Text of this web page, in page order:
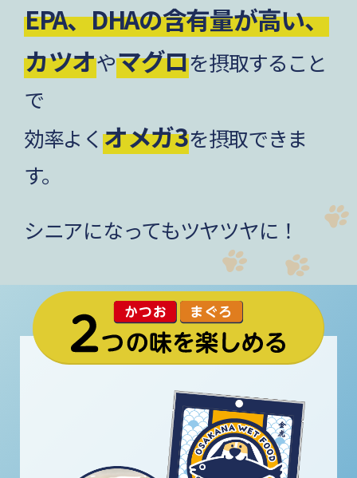
EPA、DHAの含有量が高い、
カツオやマグロを摂取すること
で
効率よく オメガ3を摂取できま
す。
シニアになってもツヤツヤに！